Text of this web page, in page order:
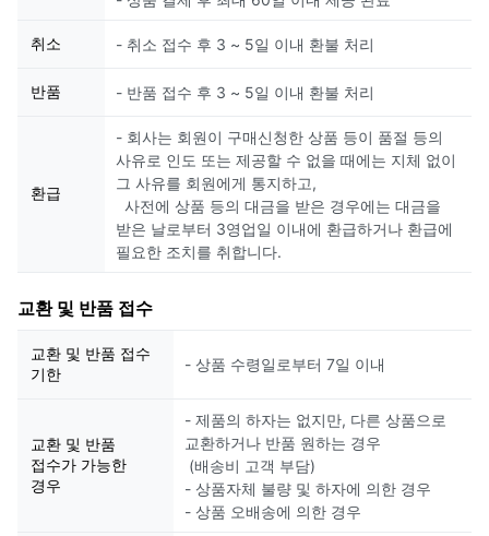
취소 - 취소 접수 후 3 ~ 5일 이내 환불 처리
반품 - 반품 접수 후 3 ~ 5일 이내 환불 처리
환급
- 회사는 회원이 구매신청한 상품 등이 품절 등의
사유로 인도 또는 제공할 수 없을 때에는 지체 없이
그 사유를 회원에게 통지하고,
사전에 상품 등의 대금을 받은 경우에는 대금을
받은 날로부터 3영업일 이내에 환급하거나 환급에
필요한 조치를 취합니다.
교환 및 반품 접수
교환 및 반품 접수
기한
- 상품 수령일로부터 7일 이내
교환 및 반품
접수가 가능한
경우
- 제품의 하자는 없지만, 다른 상품으로
교환하거나 반품 원하는 경우
(배송비 고객 부담)
- 상품자체 불량 및 하자에 의한 경우
- 상품 오배송에 의한 경우